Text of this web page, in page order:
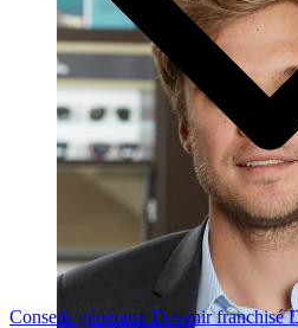
Conseils généraux Devenir franchisé